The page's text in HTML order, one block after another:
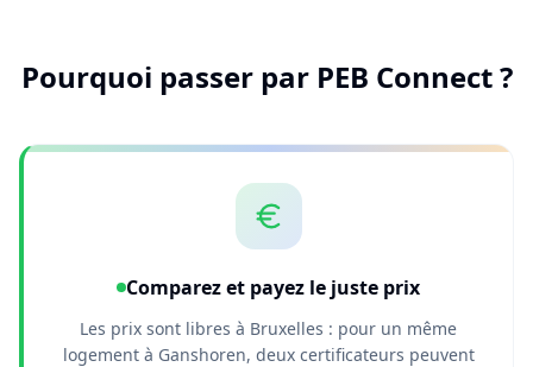
Pourquoi passer par PEB Connect ?
Comparez et payez le juste prix
Les prix sont libres à Bruxelles : pour un même
logement à Ganshoren, deux certificateurs peuvent